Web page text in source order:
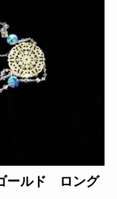
ールド ロング